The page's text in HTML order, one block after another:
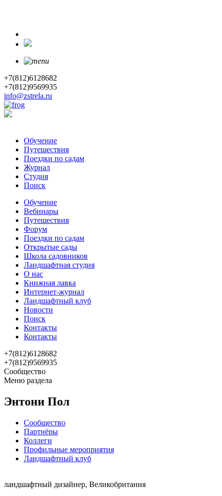
+7(812)6128682
+7(812)9569935
info@zstrela.ru
Обучение
Путешествия
Поездки по садам
Журнал
Студия
Поиск
Обучение
Вебинары
Путешествия
Форум
Поездки по садам
Открытые сады
Школа садовников
Ландшафтная студия
О нас
Книжная лавка
Интернет-журнал
Ландшафтный клуб
Новости
Поиск
Контакты
Контакты
+7(812)6128682
+7(812)9569935
Сообщество
Меню раздела
Энтони Пол
Сообщество
Партнёры
Коллеги
Профильные мероприятия
Ландшафтный клуб
ландшафтный дизайнер, Великобритания